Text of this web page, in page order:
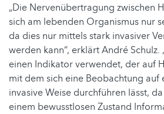
„Die Nervenübertragung zwischen
sich am lebenden Organismus nur
da dies nur mittels stark invasiver
werden kann“, erklärt André
einen Indikator verwendet, der auf
mit dem sich eine Beobachtung auf
invasive Weise durchführen lässt,
einem bewusstlosen Zustand